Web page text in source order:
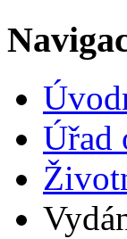
Úřad